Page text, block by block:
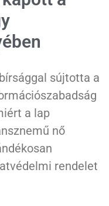
sújtotta a
a lap
nő
rendelet